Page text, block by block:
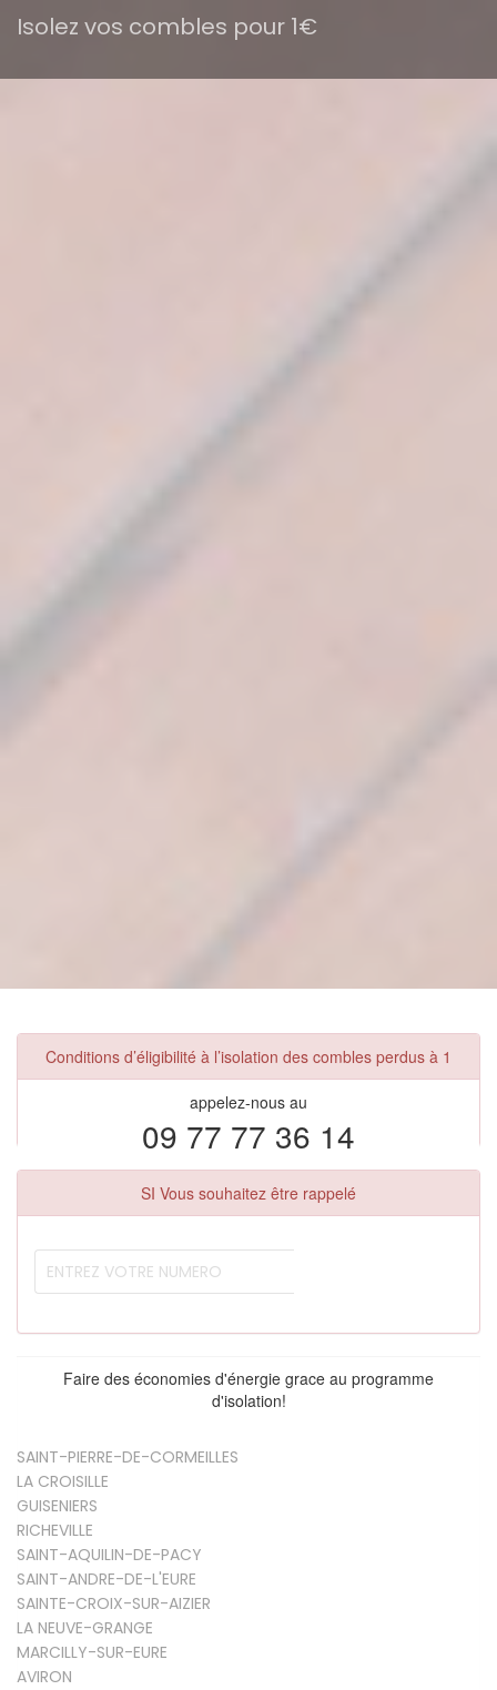
Isolez vos combles pour 1€
Conditions d’éligibilité à l’isolation des combles perdus à 1
appelez-nous au
09 77 77 36 14
SI Vous souhaitez être rappelé
Faire des économies d'énergie grace au programme
d'isolation!
SAINT-PIERRE-DE-CORMEILLES
LA CROISILLE
GUISENIERS
RICHEVILLE
SAINT-AQUILIN-DE-PACY
SAINT-ANDRE-DE-L'EURE
SAINTE-CROIX-SUR-AIZIER
LA NEUVE-GRANGE
MARCILLY-SUR-EURE
AVIRON